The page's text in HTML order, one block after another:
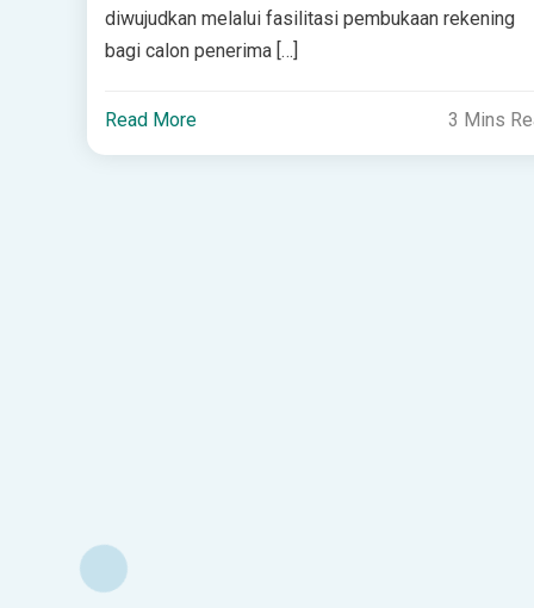
diwujudkan melalui fasilitasi pembukaan rekening
bagi calon penerima […]
Read More 3 Mins